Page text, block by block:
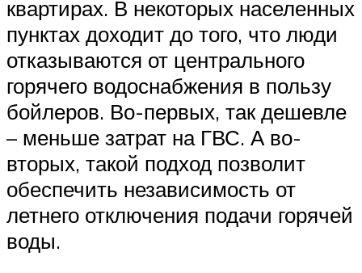
квартирах. В некоторых населенных
пунктах доходит до того, что люди
отказываются от центрального
горячего водоснабжения в пользу
бойлеров. Во-первых, так дешевле
– меньше затрат на ГВС. А во-
вторых, такой подход позволит
обеспечить независимость от
летнего отключения подачи горячей
воды.